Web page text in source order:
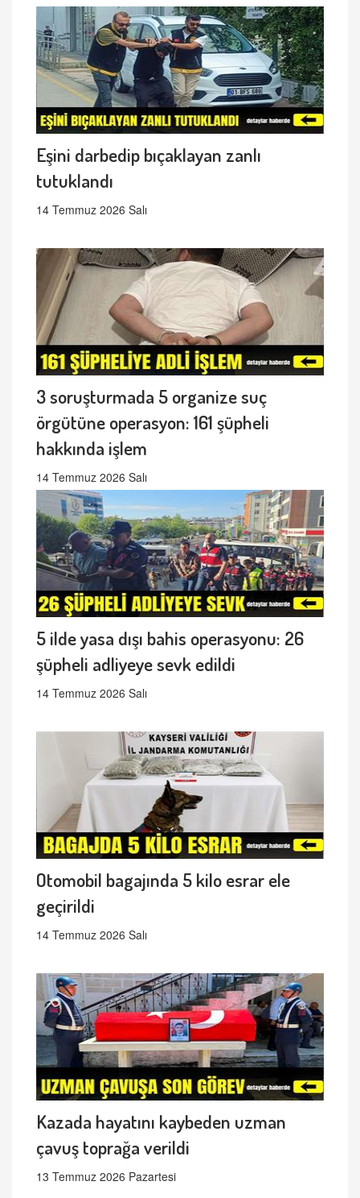
Eşini darbedip bıçaklayan zanlı
tutuklandı
14 Temmuz 2026 Salı
3 soruşturmada 5 organize suç
örgütüne operasyon: 161 şüpheli
hakkında işlem
14 Temmuz 2026 Salı
5 ilde yasa dışı bahis operasyonu: 26
şüpheli adliyeye sevk edildi
14 Temmuz 2026 Salı
Otomobil bagajında 5 kilo esrar ele
geçirildi
14 Temmuz 2026 Salı
Kazada hayatını kaybeden uzman
çavuş toprağa verildi
13 Temmuz 2026 Pazartesi